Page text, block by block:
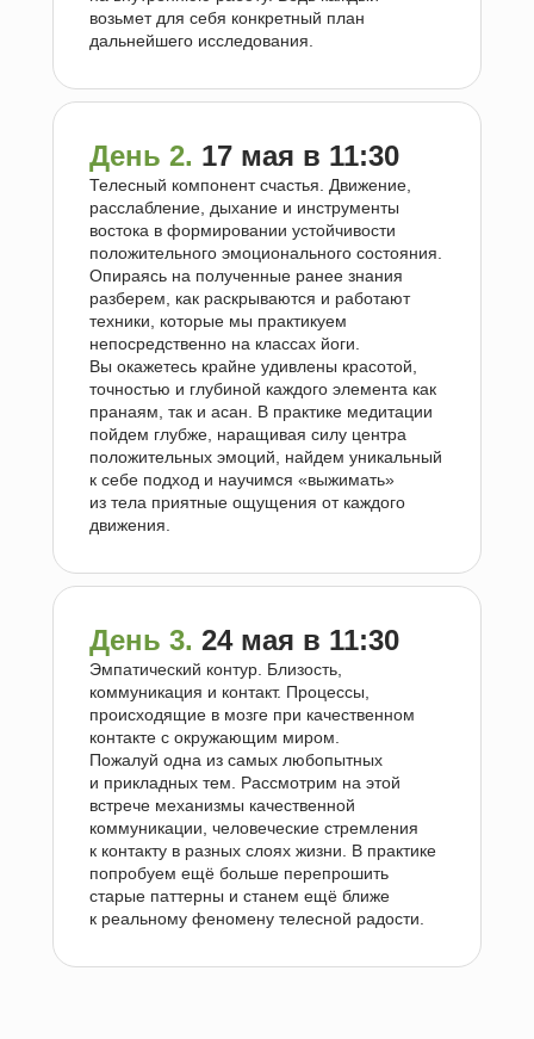
возьмет для себя конкретный план
дальнейшего исследования.
День 2. 17 мая в 11:30
Телесный компонент счастья. Движение,
расслабление, дыхание и инструменты
востока в формировании устойчивости
положительного эмоционального состояния.
Опираясь на полученные ранее знания
разберем, как раскрываются и работают
техники, которые мы практикуем
непосредственно на классах йоги.
Вы окажетесь крайне удивлены красотой,
точностью и глубиной каждого элемента как
пранаям, так и асан. В практике медитации
пойдем глубже, наращивая силу центра
положительных эмоций, найдем уникальный
к себе подход и научимся «выжимать»
из тела приятные ощущения от каждого
движения.
День 3. 24 мая в 11:30
Эмпатический контур. Близость,
коммуникация и контакт. Процессы,
происходящие в мозге при качественном
контакте с окружающим миром.
Пожалуй одна из самых любопытных
и прикладных тем. Рассмотрим на этой
встрече механизмы качественной
коммуникации, человеческие стремления
к контакту в разных слоях жизни. В практике
попробуем ещё больше перепрошить
старые паттерны и станем ещё ближе
к реальному феномену телесной радости.